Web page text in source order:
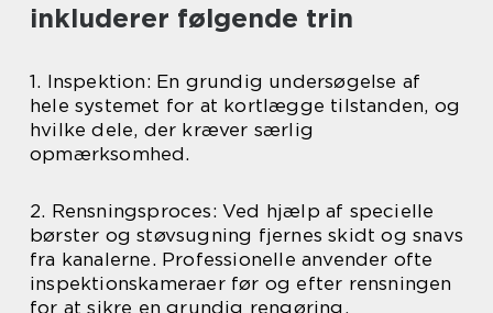
inkluderer følgende trin
1. Inspektion: En grundig undersøgelse af
hele systemet for at kortlægge tilstanden, og
hvilke dele, der kræver særlig
opmærksomhed.
2. Rensningsproces: Ved hjælp af specielle
børster og støvsugning fjernes skidt og snavs
fra kanalerne. Professionelle anvender ofte
inspektionskameraer før og efter rensningen
for at sikre en grundig rengøring.